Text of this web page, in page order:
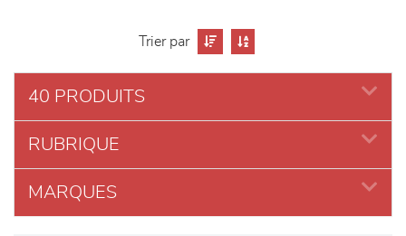
chambres et dressing
literie
décoration
Trier par
40 PRODUITS
RUBRIQUE
MARQUES